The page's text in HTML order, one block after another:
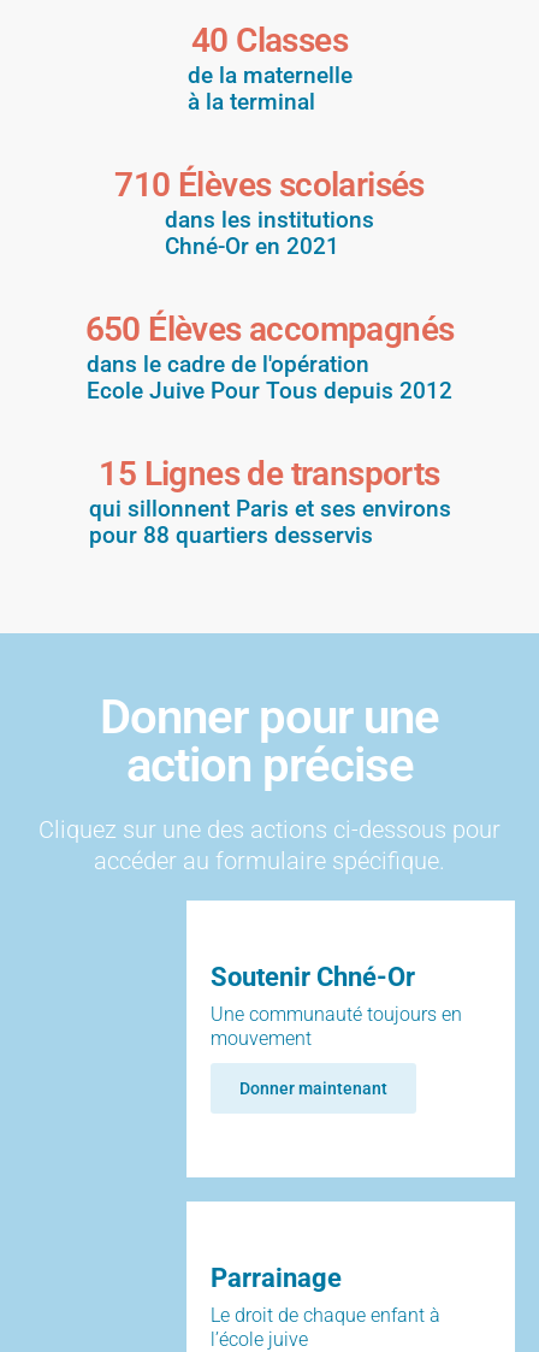
de la maternelle
à la terminal
40 Classes
dans les institutions
Chné-Or en 2021
710 Élèves scolarisés
dans le cadre de l'opération
Ecole Juive Pour Tous depuis 2012
650 Élèves accompagnés
qui sillonnent Paris et ses environs
pour 88 quartiers desservis
15 Lignes de transports
Donner pour une
action précise
Cliquez sur une des actions ci-dessous pour
accéder au formulaire spécifique.
Soutenir Chné-Or
Une communauté toujours en
mouvement
Donner maintenant
Parrainage
Le droit de chaque enfant à
l’école juive